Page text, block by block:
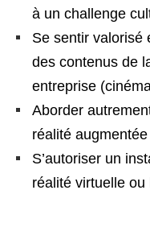
à un challenge
Se sentir valorisé
des contenus de
entreprise
Aborder
réalité augmentée
S’autoriser un
réalité virtuelle ou